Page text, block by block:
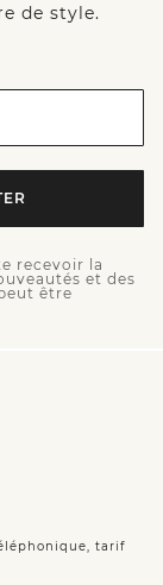
de style.
recevoir la
et des
être
tarif